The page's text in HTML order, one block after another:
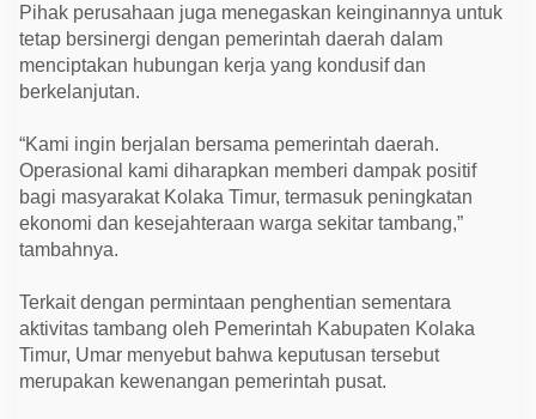
Pihak perusahaan juga menegaskan keinginannya untuk
tetap bersinergi dengan pemerintah daerah dalam
menciptakan hubungan kerja yang kondusif dan
berkelanjutan.
“Kami ingin berjalan bersama pemerintah daerah.
Operasional kami diharapkan memberi dampak positif
bagi masyarakat Kolaka Timur, termasuk peningkatan
ekonomi dan kesejahteraan warga sekitar tambang,”
tambahnya.
Terkait dengan permintaan penghentian sementara
aktivitas tambang oleh Pemerintah Kabupaten Kolaka
Timur, Umar menyebut bahwa keputusan tersebut
merupakan kewenangan pemerintah pusat.